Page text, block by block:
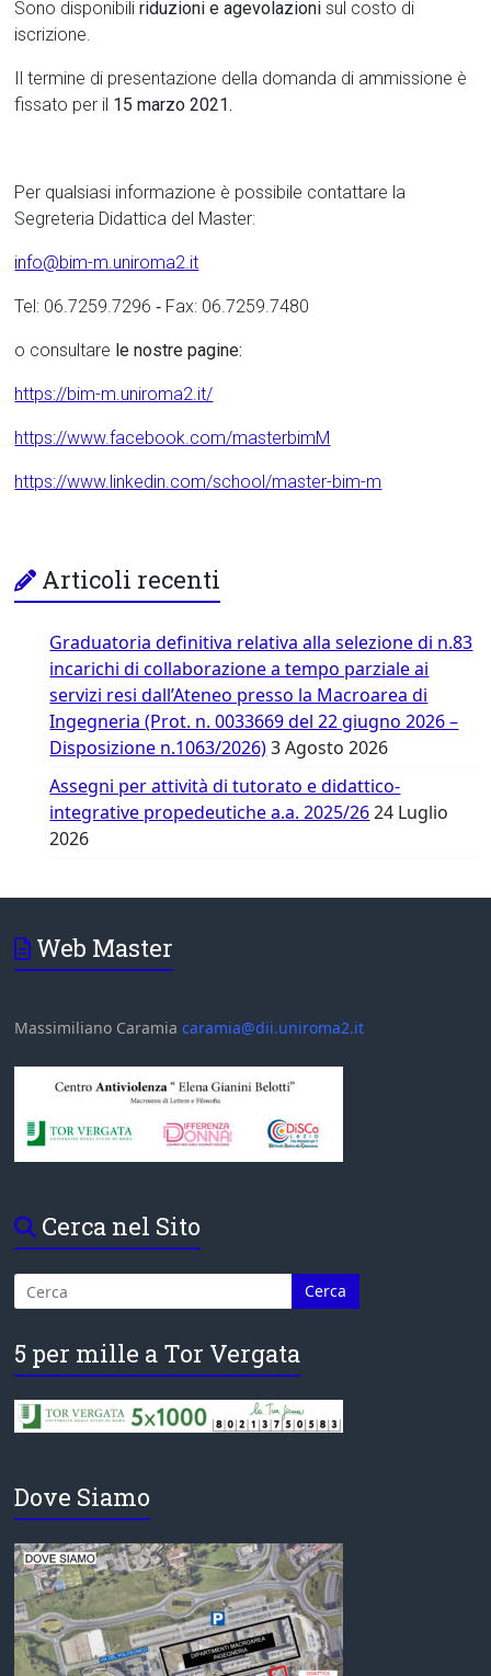
Sono disponibiliriduzioni e agevolazioni sul costo di
iscrizione.
Il termine di presentazione della domanda di ammissione è
fissato per il 15 marzo 2021.
Per qualsiasi informazione è possibile contattare la
Segreteria Didattica del Master:
info@bim-m.uniroma2.it
Tel: 06.7259.7296 ‐ Fax: 06.7259.7480
o consultare le nostre pagine:
https://bim-m.uniroma2.it/
https://www.facebook.com/masterbimM
https://www.linkedin.com/school/master-bim-m
Articoli recenti
Graduatoria definitiva relativa alla selezione di n.83
incarichi di collaborazione a tempo parziale ai
servizi resi dall’Ateneo presso la Macroarea di
Ingegneria (Prot. n. 0033669 del 22 giugno 2026 –
Disposizione n.1063/2026) 3 Agosto 2026
Assegni per attività di tutorato e didattico-
integrative propedeutiche a.a. 2025/26 24 Luglio
2026
Web Master
Massimiliano Caramiacaramia@dii.uniroma2.it
Cerca nel Sito
5 per mille a Tor Vergata
Dove Siamo